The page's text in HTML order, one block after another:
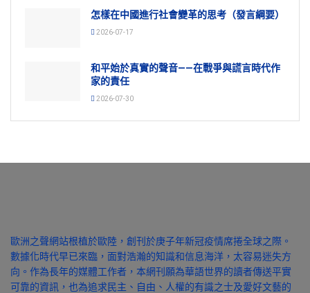
怎樣在中國進行社會變革的思考（發言綱要）
2026-07-17
和平始於真實的聲音——在戰爭與謊言時代作
家的責任
2026-07-30
歐洲之聲網站根植於歐陸，創刊於庚子年新冠疫情席捲全球之際。
數據化時代早已來臨，面對浩瀚的知識和信息海洋，太容易迷失方
向。作為長年的媒體工作者，本網刊願為華語世界的讀者傳送平實
可靠的資訊，也為追求民主、自由、人權的有識之士及愛好文藝的